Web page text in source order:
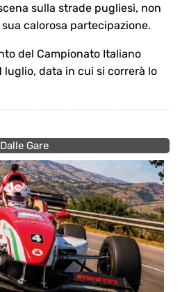
sulla strade pugliesi, non
calorosa partecipazione.
del Campionato Italiano
luglio, data in cui si correrà lo
Dalle Gare